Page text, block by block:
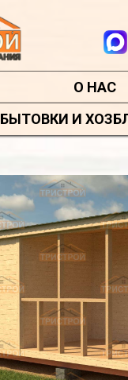
О НАС
БЫТОВКИ И